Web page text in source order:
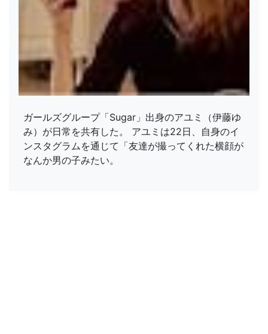
ガールズグループ「Sugar」出身のアユミ（伊藤ゆ
み）が日常を共有した。 アユミは22日、自身のイ
ンスタグラムを通じて「友達が撮ってくれた横顔が
なんか男の子みたい。